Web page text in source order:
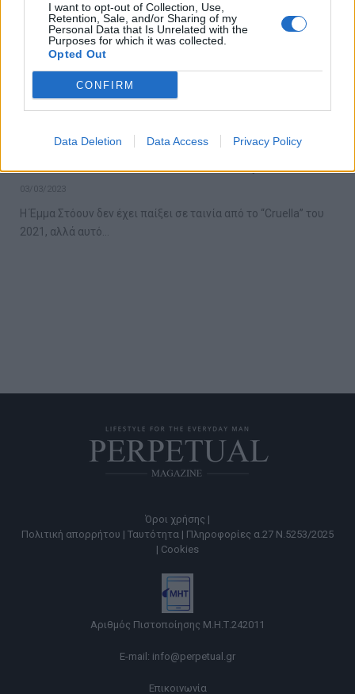
I want to opt-out of Collection, Use,
Retention, Sale, and/or Sharing of my
Personal Data that Is Unrelated with the
Purposes for which it was collected.
Opted Out
CONFIRM
Data Deletion Data Access Privacy Policy
Ο Γουίλεμ Νταφόε ανάγκασε την Έμμα
03/03/2023
Η Έμμα Στόουν δεν έχει παίξει σε ταινία από το “Cruella” του
2021, αλλά αυτό…
Όροι χρήσης |
Πολιτική απορρήτου | Ταυτότητα | Πληροφορίες α.27 Ν.5253/2025
| Cookies
Αριθμός Πιστοποίησης Μ.Η.Τ.242011
E-mail: info@perpetual.gr
Επικοινωνία